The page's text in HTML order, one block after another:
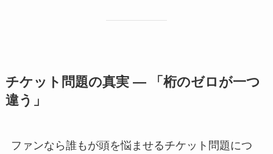
チケット問題の真実 — 「桁のゼロが一つ
違う」
ファンなら誰もが頭を悩ませるチケット問題につ